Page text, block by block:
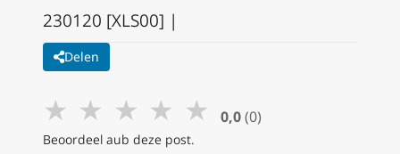
230120 [XLS00] |
Delen
★ ★ ★ ★ ★ 0,0 (0)
Beoordeel aub deze post.